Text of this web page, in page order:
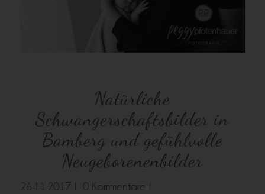
Natürliche
Schwangerschaftsbilder in
Bamberg und gefühlvolle
Neugeborenenbilder
26.11.2017 |
0 Kommentare |